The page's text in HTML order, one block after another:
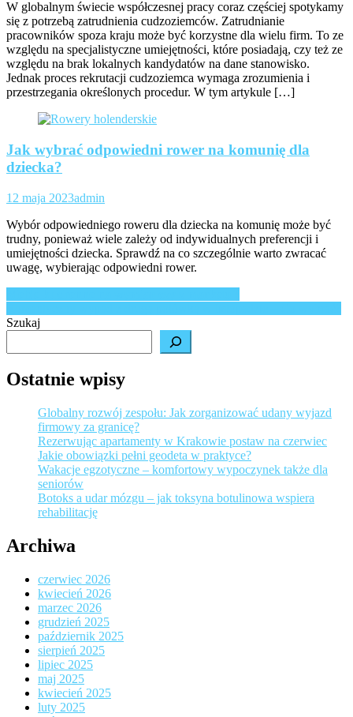
W globalnym świecie współczesnej pracy coraz częściej spotykamy
się z potrzebą zatrudnienia cudzoziemców. Zatrudnianie
pracowników spoza kraju może być korzystne dla wielu firm. To ze
względu na specjalistyczne umiejętności, które posiadają, czy też ze
względu na brak lokalnych kandydatów na dane stanowisko.
Jednak proces rekrutacji cudzoziemca wymaga zrozumienia i
przestrzegania określonych procedur. W tym artykule […]
Jak wybrać odpowiedni rower na komunię dla
dziecka?
12 maja 2023admin
Wybór odpowiedniego roweru dla dziecka na komunię może być
trudny, ponieważ wiele zależy od indywidualnych preferencji i
umiejętności dziecka. Sprawdź na co szczególnie warto zwracać
uwagę, wybierając odpowiedni rower.
Nawigacja
wpisu
Szukaj
Ostatnie wpisy
Globalny rozwój zespołu: Jak zorganizować udany wyjazd
firmowy za granicę?
Rezerwując apartamenty w Krakowie postaw na czerwiec
Jakie obowiązki pełni geodeta w praktyce?
Wakacje egzotyczne – komfortowy wypoczynek także dla
seniorów
Botoks a udar mózgu – jak toksyna botulinowa wspiera
rehabilitację
Archiwa
czerwiec 2026
kwiecień 2026
marzec 2026
grudzień 2025
październik 2025
sierpień 2025
lipiec 2025
maj 2025
kwiecień 2025
luty 2025